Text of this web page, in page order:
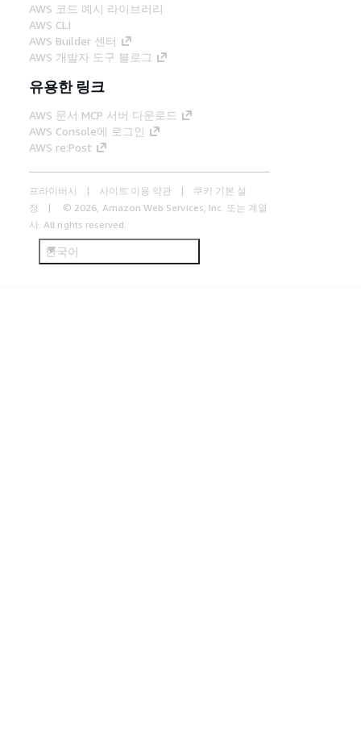
AWS 코드 예시 라이브러리
AWS CLI
AWS Builder 센터
AWS 개발자 도구 블로그
유용한 링크
AWS 문서 MCP 서버 다운로드
AWS Console에 로그인
AWS re:Post
프라이버시 사이트 이용 약관
쿠키 기본 설
정
© 2026, Amazon Web Services, Inc. 또는 계열
사. All rights reserved.
한국어